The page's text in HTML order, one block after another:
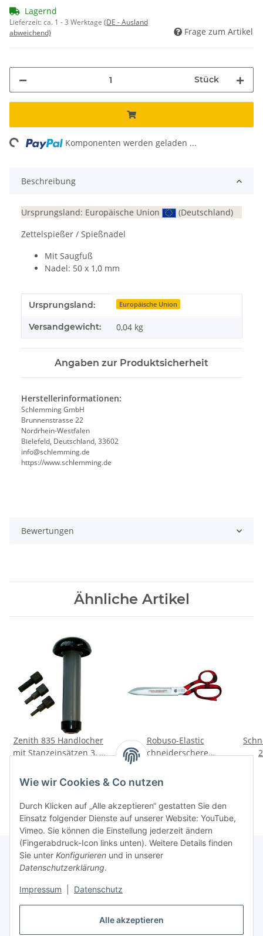
Alle akzeptieren
Wie wir Cookies & Co nutzen
Durch Klicken auf „Alle akzeptieren“ gestatten Sie den
Einsatz folgender Dienste auf unserer Website: YouTube,
Vimeo. Sie können die Einstellung jederzeit ändern
(Fingerabdruck-Icon links unten). Weitere Details finden
Sie unter Konfigurieren und in unserer
Datenschutzerklärung.
Impressum Datenschutz
Lagernd
Lieferzeit:ca. 1 - 3 Werktage (DE - Ausland
abweichend)
Frage zum Artikel
Stück
Komponenten werden geladen ...
Beschreibung
Ursprungsland: Europäische Union
(Deutschland)
Zettelspießer / Spießnadel
Mit Saugfuß
Nadel: 50 x 1,0 mm
Produkteigenschaft
Wert
Ursprungsland: Europäische Union
Versandgewicht: 0,04 kg
Angaben zur Produktsicherheit
Herstellerinformationen:
Schlemming GmbH
Brunnenstrasse 22
Nordrhein-Westfalen
Bielefeld, Deutschland, 33602
info@schlemming.de
https://www.schlemming.de
Bewertungen
Ähnliche Artikel
Zenith 835 Handlocher
mit Stanzeinsätzen 3, 4
Robuso-Elastic
Schneiderschere
verzahnt (1053/CR) 9"
(23,5 cm)